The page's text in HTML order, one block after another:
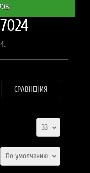
СРАВНЕНИЯ
33
По умолчанию